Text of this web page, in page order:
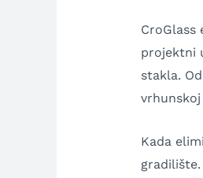
CroGlass
projektni
stakla.
Kada